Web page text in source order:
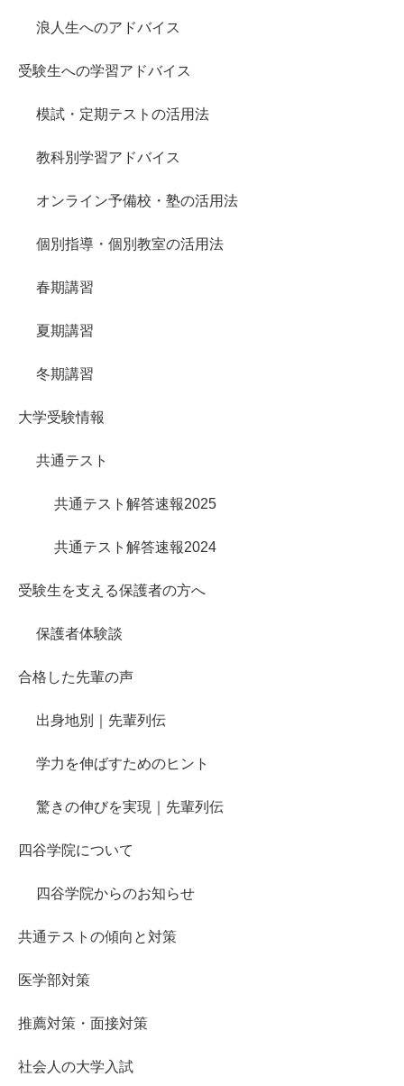
浪人生へのアドバイス
受験生への学習アドバイス
模試・定期テストの活用法
教科別学習アドバイス
オンライン予備校・塾の活用法
個別指導・個別教室の活用法
春期講習
夏期講習
冬期講習
大学受験情報
共通テスト
共通テスト解答速報2025
共通テスト解答速報2024
受験生を支える保護者の方へ
保護者体験談
合格した先輩の声
出身地別｜先輩列伝
学力を伸ばすためのヒント
驚きの伸びを実現｜先輩列伝
四谷学院について
四谷学院からのお知らせ
共通テストの傾向と対策
医学部対策
推薦対策・面接対策
社会人の大学入試